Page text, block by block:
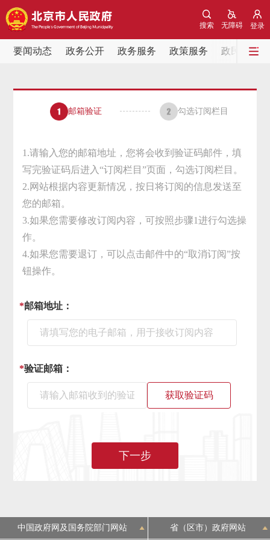
登录
无障碍
搜索
要闻动态 政务公开 政务服务 政策服务 政民互动
要闻动态
北京要闻 会议信息 部门动态
各区热点
政务公开
市领导 机构职能 政策服务
政策兑现 政策解读 回应关切
政务服务
参与调查 在线访谈 图说互动
邮箱验证 勾选订阅栏目
1.请输入您的邮箱地址，您将会收到验证码邮件，填
写完验证码后进入“订阅栏目”页面，勾选订阅栏目。
2.网站根据内容更新情况，按日将订阅的信息发送至
您的邮箱。
3.如果您需要修改订阅内容，可按照步骤1进行勾选操
作。
4.如果您需要退订，可以点击邮件中的“取消订阅”按
钮操作。
*邮箱地址：
*验证邮箱：
获取验证码
下一步
中国政府网及国务院部门网站 省（区市）政府网站